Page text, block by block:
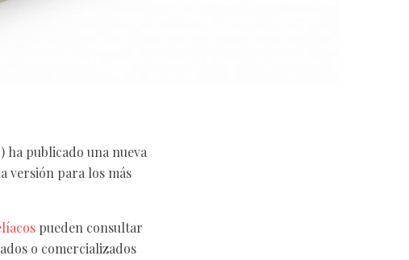
ha publicado una nueva
versión para los más
pueden consultar
o comercializados